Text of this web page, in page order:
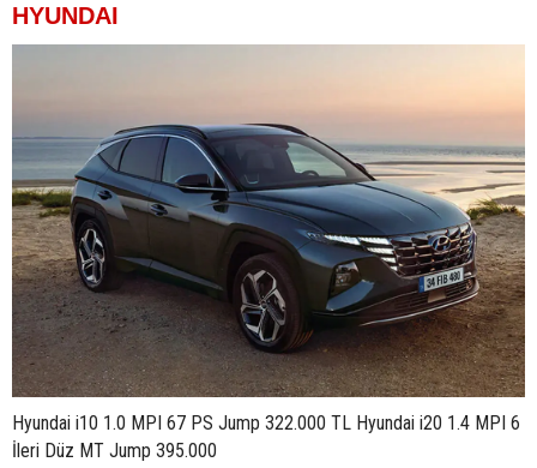
HYUNDAI
Hyundai i10 1.0 MPI 67 PS Jump 322.000 TL Hyundai i20 1.4 MPI 6
İleri Düz MT Jump 395.000